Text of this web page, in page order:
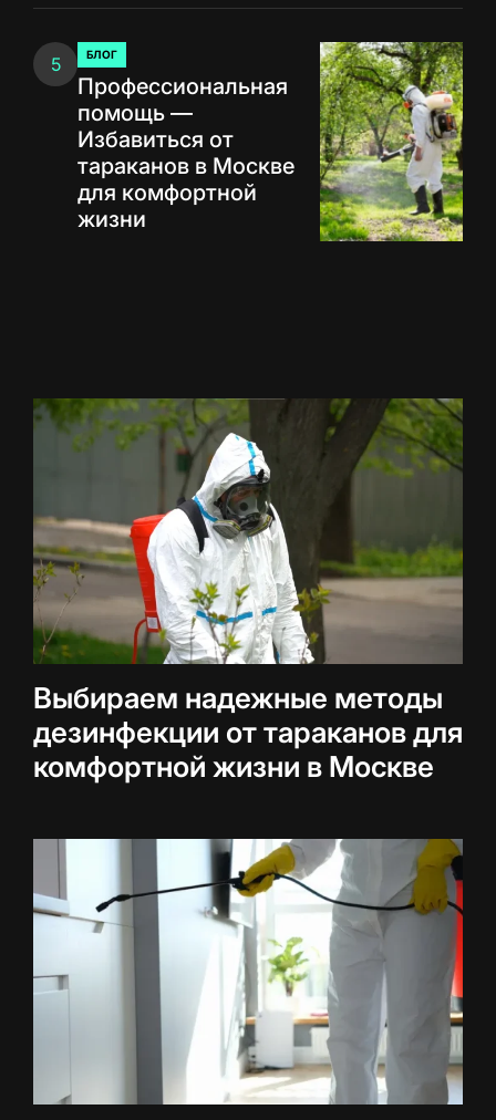
5
ОПУБЛИКОВАНО
В
БЛОГ
Профессиональная
помощь —
Избавиться от
тараканов в Москве
для комфортной
жизни
Выбираем надежные методы
дезинфекции от тараканов для
комфортной жизни в Москве